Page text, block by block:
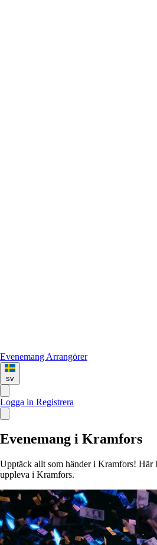
Evenemang Arrangörer
sv
Logga in Registrera
Evenemang i Kramfors
Upptäck allt som händer i Kramfors! Här
uppleva i Kramfors.